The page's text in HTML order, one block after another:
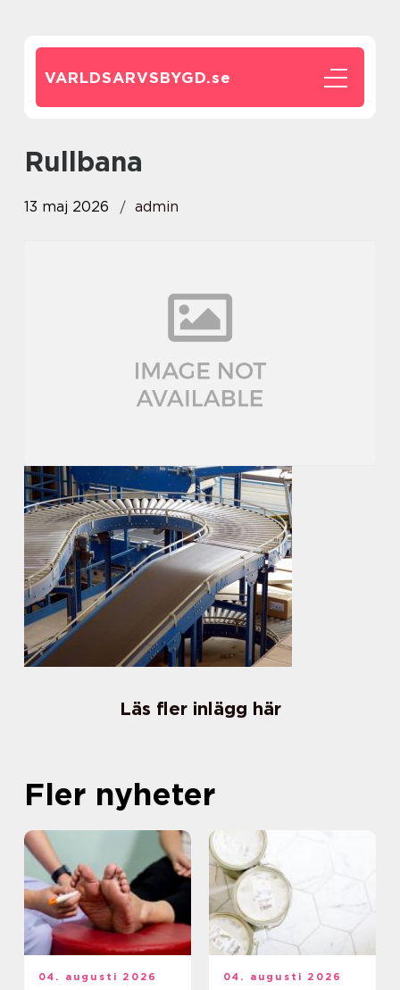
VARLDSARVSBYGD.se
Rullbana
13 maj 2026 admin
Läs fler inlägg här
Fler nyheter
04. augusti 2026 04. augusti 2026